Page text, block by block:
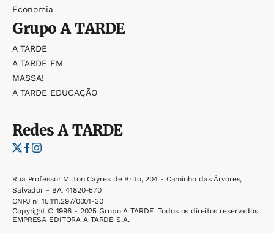
Economia
GrupoA TARDE
A TARDE
A TARDE FM
MASSA!
A TARDE EDUCAÇÃO
RedesA TARDE
Rua Professor Milton Cayres de Brito, 204 - Caminho das Árvores,
Salvador - BA, 41820-570
CNPJ nº 15.111.297/0001-30
Copyright © 1996 - 2025 Grupo A TARDE. Todos os direitos reservados.
EMPRESA EDITORA A TARDE S.A.